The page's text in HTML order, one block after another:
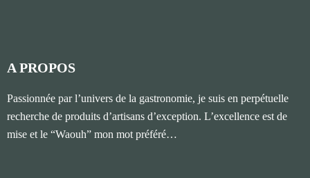
A PROPOS
Passionnée par l’univers de la gastronomie, je suis en perpétuelle
recherche de produits d’artisans d’exception. L’excellence est de
mise et le “Waouh” mon mot préféré…